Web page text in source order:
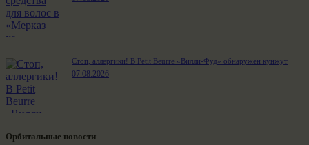
Стоп, аллергики! В Petit Beurre «Вилли-Фуд» обнаружен кунжут
07.08.2026
Орбитальные новости